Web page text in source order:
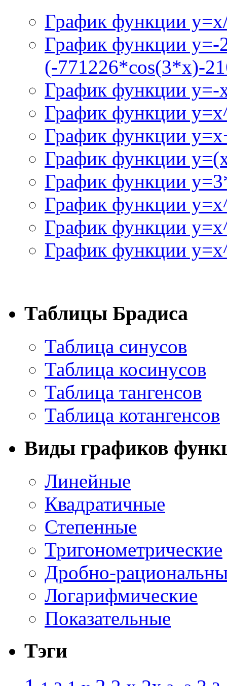
График функции
График функции y=-
(-771226*cos(3*x)-
График функции
График функции
График функции
График функции
График функции
График функции
График функции
График функции
Таблицы Брадиса
Таблица синусов
Таблица косинусов
Таблица тангенсов
Таблица котангенсов
Виды графиков
Линейные
Квадратичные
Степенные
Тригонометрические
Дробно-
Логарифмические
Показательные
Тэги